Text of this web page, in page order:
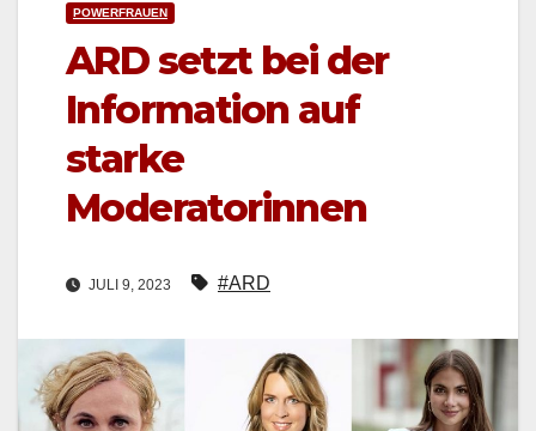
POWERFRAUEN
ARD setzt bei der
Information auf
starke
Moderatorinnen
JULI 9, 2023 #ARD